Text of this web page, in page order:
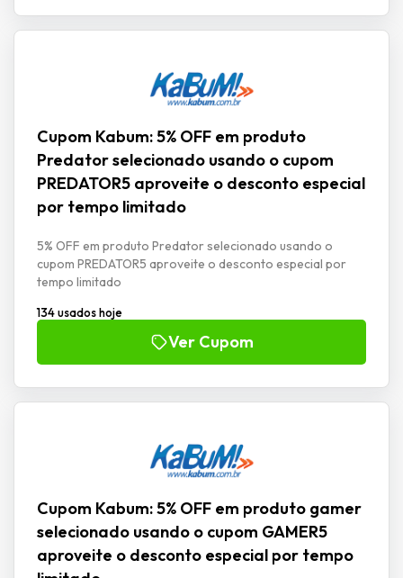
Cupom Kabum: 5% OFF em produto
Predator selecionado usando o cupom
PREDATOR5 aproveite o desconto especial
por tempo limitado
5% OFF em produto Predator selecionado usando o
cupom PREDATOR5 aproveite o desconto especial por
tempo limitado
134 usados hoje
Ver Cupom
Cupom Kabum: 5% OFF em produto gamer
selecionado usando o cupom GAMER5
aproveite o desconto especial por tempo